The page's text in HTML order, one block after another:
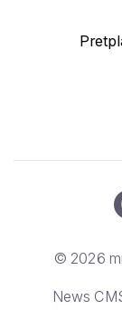
© 2026
News